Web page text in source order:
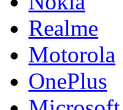
Realme
Motorola
OnePlus